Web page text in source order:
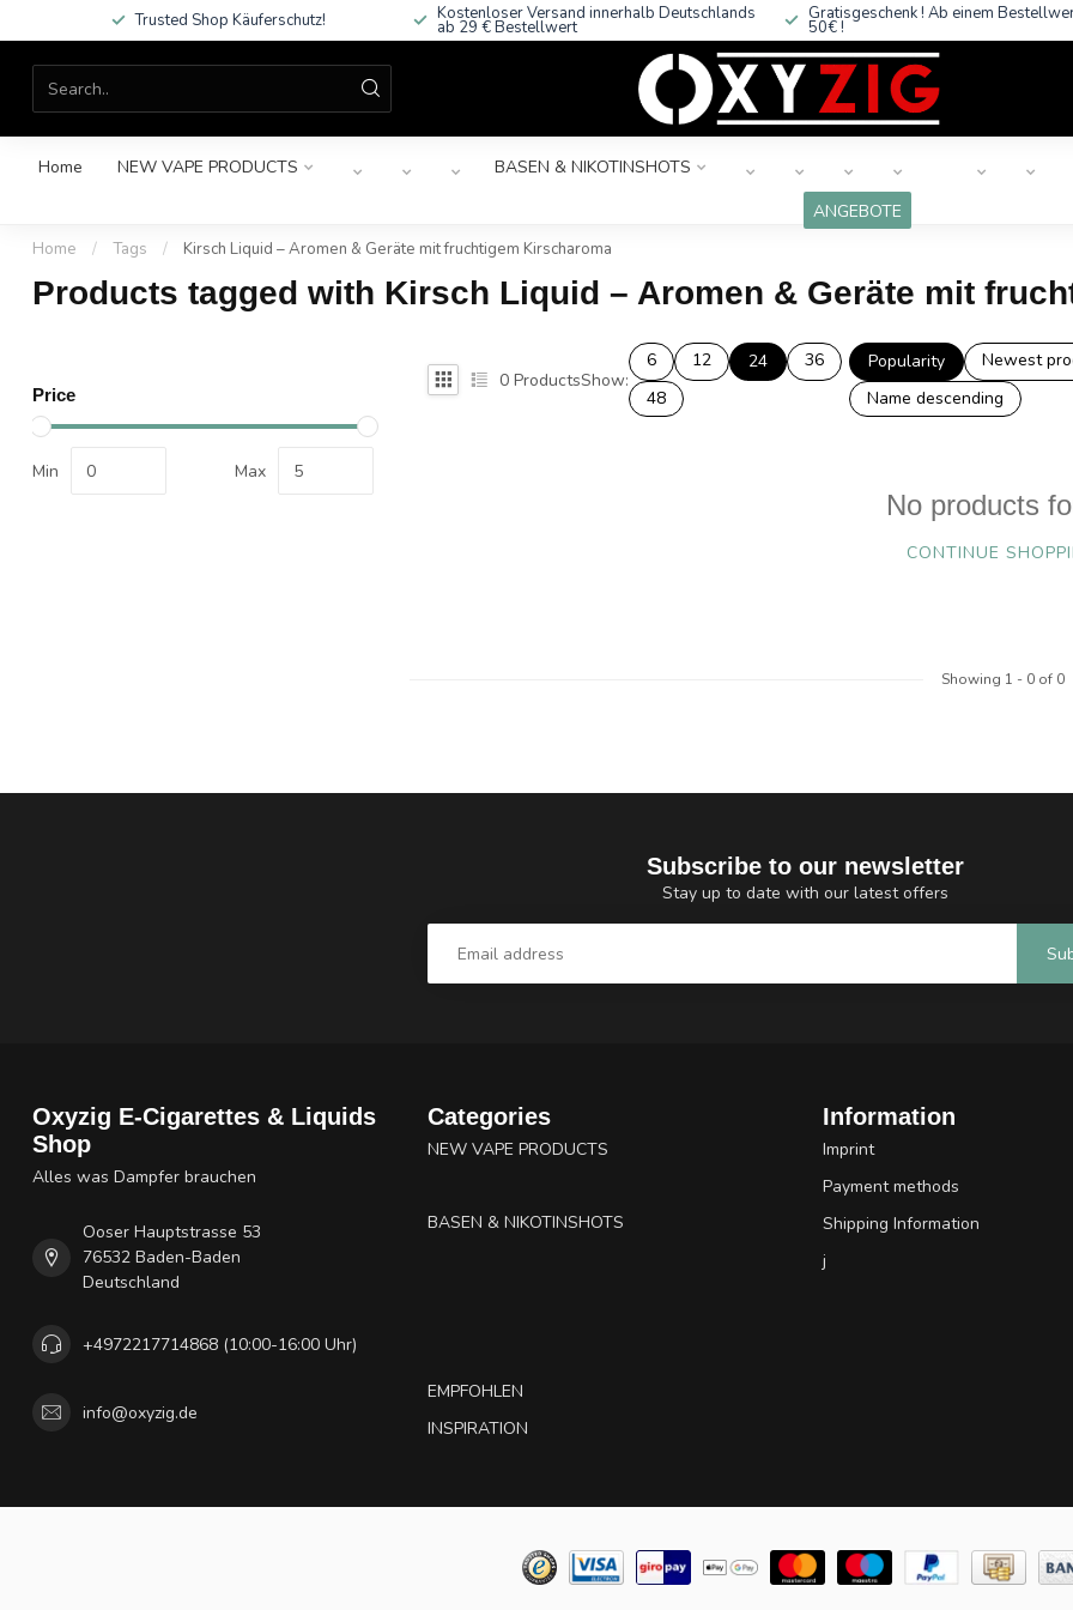
Trusted Shop Käuferschutz! Kostenloser Versand innerhalb Deutschlands
ab 29 € Bestellwert
Gratisgeschenk ! Ab einem
50€ !
Home NEW VAPE PRODUCTS BASEN & NIKOTINSHOTS
ANGEBOTE
Home / Tags / Kirsch Liquid – Aromen & Geräte mit fruchtigem Kirscharoma
Products tagged with Kirsch Liquid – Aromen & Geräte mit
Price
Min Max
0 ProductsShow:
6 12 24
36
48
Popularity Newest
Name descending
No products
CONTINUE
Showing 1 - 0of 0
Subscribe to our newsletter
Stay up to date with our latest offers
Oxyzig E-Cigarettes & Liquids
Shop
Alles was Dampfer brauchen
Ooser Hauptstrasse 53
76532 Baden-Baden
Deutschland
+4972217714868 (10:00-16:00 Uhr)
info@oxyzig.de
Categories
NEW VAPE PRODUCTS
BASEN & NIKOTINSHOTS
EMPFOHLEN
INSPIRATION
Information
Imprint
Payment methods
Shipping Information
j